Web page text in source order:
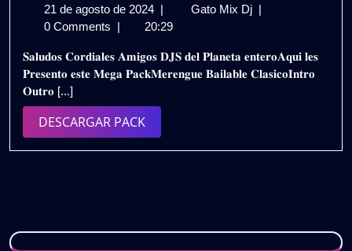
21 de agosto de 2024 21
de
de
2024
| Gato Mix Dj 𝗠𝗘𝗥𝗘𝗡𝗚𝗨𝗘
–
𝗣𝗔𝗖𝗞
|
0 Comments | 20:29
𝐒𝐚𝐥𝐮𝐝𝐨𝐬 𝐂𝐨𝐫𝐝𝐢𝐚𝐥𝐞𝐬 𝐀𝐦𝐢𝐠𝐨𝐬 𝐃𝐉𝐒 𝐝𝐞𝐥 𝐏𝐥𝐚𝐧𝐞𝐭𝐚 𝐞𝐧𝐭𝐞𝐫𝐨𝐀𝐪𝐮𝐢 𝐥𝐞𝐬
𝐏𝐫𝐞𝐬𝐞𝐧𝐭𝐨 𝐞𝐬𝐭𝐞 𝐌𝐞𝐠𝐚 𝐏𝐚𝐜𝐤𝐌𝐞𝐫𝐞𝐧𝐠𝐮𝐞 𝐁𝐚𝐢𝐥𝐚𝐛𝐥𝐞 𝐂𝐥𝐚𝐬𝐢𝐜𝐨𝐈𝐧𝐭𝐫𝐨
𝐎𝐮𝐭𝐫𝐨 [...]
DESCARGAR PACKDESCARGAR
PACK